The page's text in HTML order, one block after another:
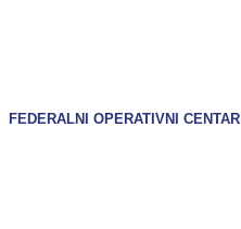
CENTAR